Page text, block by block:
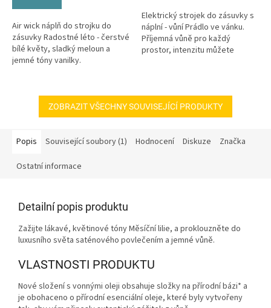
Air wick náplň do strojku do
zásuvky Radostné léto - čerstvé
bílé květy, sladký meloun a
jemné tóny vanilky.
Elektrický strojek do zásuvky s
náplní - vůní Prádlo ve vánku.
Příjemná vůně pro každý
prostor, intenzitu můžete
ZOBRAZIT VŠECHNY SOUVISEJÍCÍ PRODUKTY
Popis Související soubory (1) Hodnocení Diskuze Značka
Ostatní informace
Detailní popis produktu
Zažijte lákavé, květinové tóny Měsíční lilie, a proklouzněte do
luxusního světa saténového povlečením a jemné vůně.
VLASTNOSTI PRODUKTU
Nové složení s vonnými oleji obsahuje složky na přírodní bázi* a
je obohaceno o přírodní esenciální oleje, které byly vytvořeny